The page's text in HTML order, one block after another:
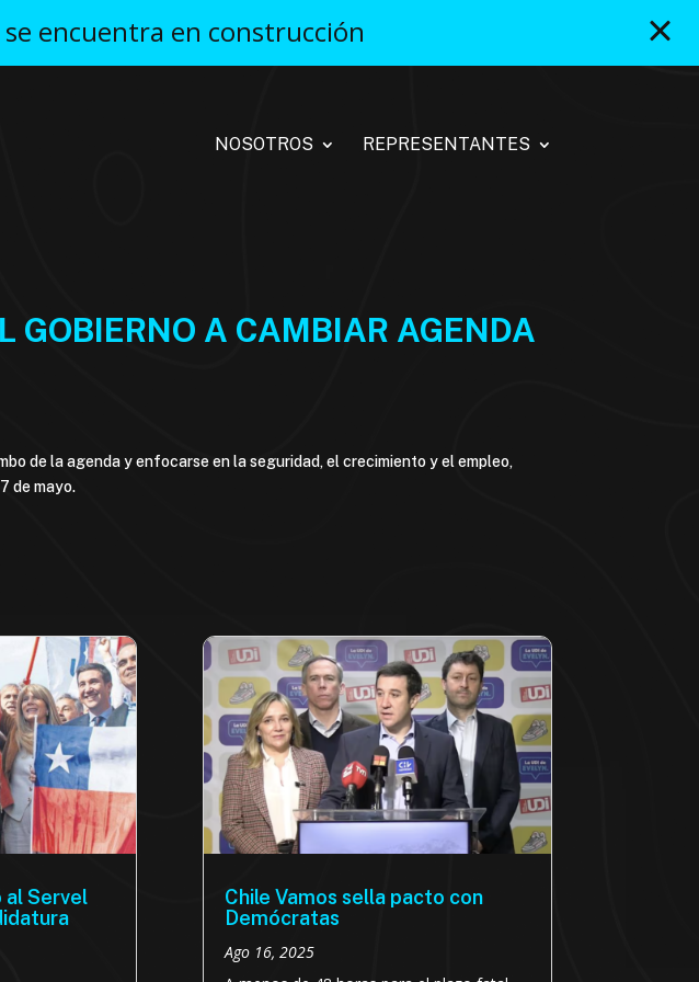
encuentra en construcción
NOSOTROS REPRESENTANTES
GOBIERNO A CAMBIAR AGENDA
de la agenda y enfocarse en la seguridad, el crecimiento y el empleo,
de mayo.
al Servel
Chile Vamos sella pacto con
Demócratas
Ago 16, 2025